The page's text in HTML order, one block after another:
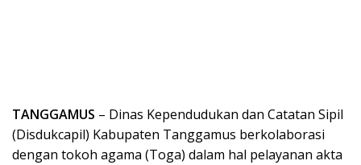
TANGGAMUS – Dinas Kependudukan dan Catatan Sipil
(Disdukcapil) Kabupaten Tanggamus berkolaborasi
dengan tokoh agama (Toga) dalam hal pelayanan akta